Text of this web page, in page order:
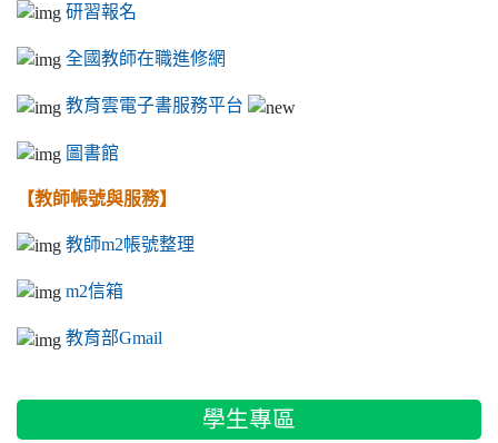
研習報名
全國教師在職進修網
教育雲電子書服務平台
圖書館
【教師帳號與服務】
教師m2帳號整理
m2信箱
教育部Gmail
學生專區